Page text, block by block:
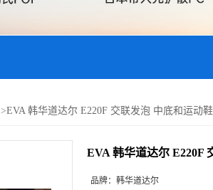
>EVA 韩华道达尔 E220F 交联发泡 中底和运动
EVA 韩华道达尔 E220F
品牌： 韩华道达尔